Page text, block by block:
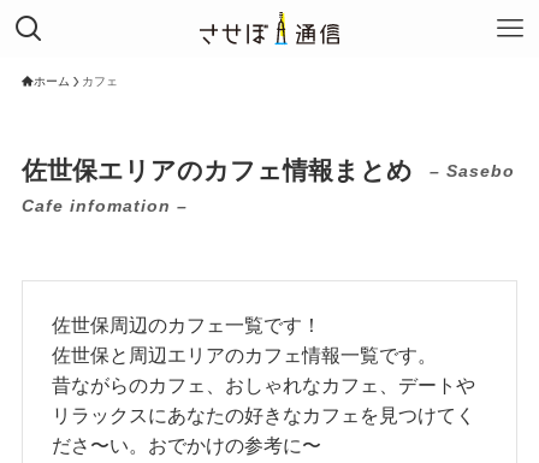
ホーム カフェ
佐世保エリアのカフェ情報まとめ
– Sasebo
Cafe infomation –
佐世保周辺のカフェ一覧です！
佐世保と周辺エリアのカフェ情報一覧です。
昔ながらのカフェ、おしゃれなカフェ、デートや
リラックスにあなたの好きなカフェを見つけてく
ださ〜い。おでかけの参考に〜